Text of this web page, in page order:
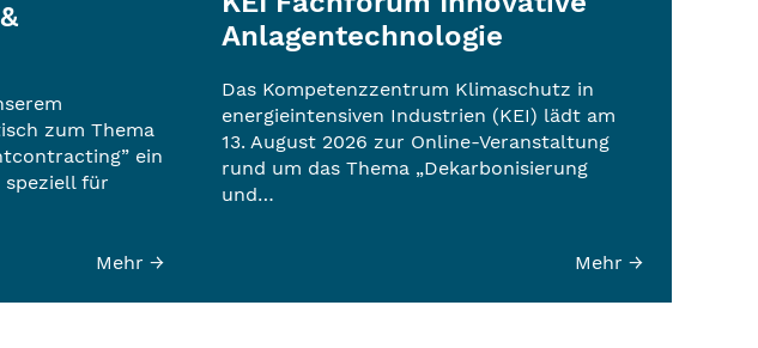
zum Thema
ein
für
Mehr →
Anlagentechnologie
Das Kompetenzzentrum Klimaschutz in
energieintensiven Industrien (KEI) lädt am
13. August 2026 zur Online-Veranstaltung
rund um das Thema „Dekarbonisierung
und…
Mehr →